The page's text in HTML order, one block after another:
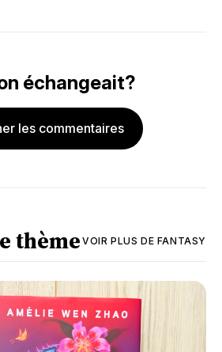
échangeait?
les commentaires
thème VOIR PLUS DE FANTASY